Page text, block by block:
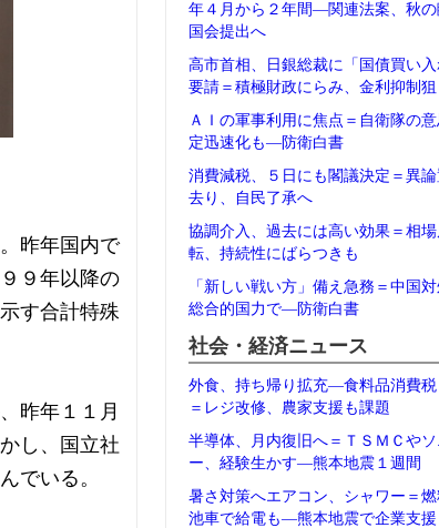
昨年国内で
９年以降の
す合計特殊
昨年１１月
し、国立社
でいる。
年４月から２年間―関連法案、秋
国会提出へ
高市首相、日銀総裁に「国債買い入
要請＝積極財政にらみ、金利抑制狙
ＡＩの軍事利用に焦点＝自衛隊の
定迅速化も―防衛白書
消費減税、５日にも閣議決定＝異論
去り、自民了承へ
協調介入、過去には高い効果＝相場
転、持続性にばらつきも
「新しい戦い方」備え急務＝中国対
総合的国力で―防衛白書
社会・経済ニュース
外食、持ち帰り拡充―食料品消費税
＝レジ改修、農家支援も課題
半導体、月内復旧へ＝ＴＳＭＣやソ
ー、経験生かす―熊本地震１週間
暑さ対策へエアコン、シャワー＝
池車で給電も―熊本地震で企業支援